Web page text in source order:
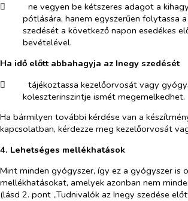
​
ne vegyen be kétszeres adagot a
pótlására, hanem egyszerűen folytassa
szedését a következő napon esedékes
bevételével.
Ha idő előtt abbahagyja az Inegy szedését
​
tájékoztassa kezelőorvosát vagy
koleszterinszintje ismét megemelkedhet.
Ha bármilyen további kérdése van a
kapcsolatban, kérdezze meg kezelőorvosát
4. Lehetséges mellékhatások
Mint minden gyógyszer, így ez a gyógyszer is
mellékhatásokat, amelyek azonban nem
(lásd 2. pont „Tudnivalók az Inegy szedése